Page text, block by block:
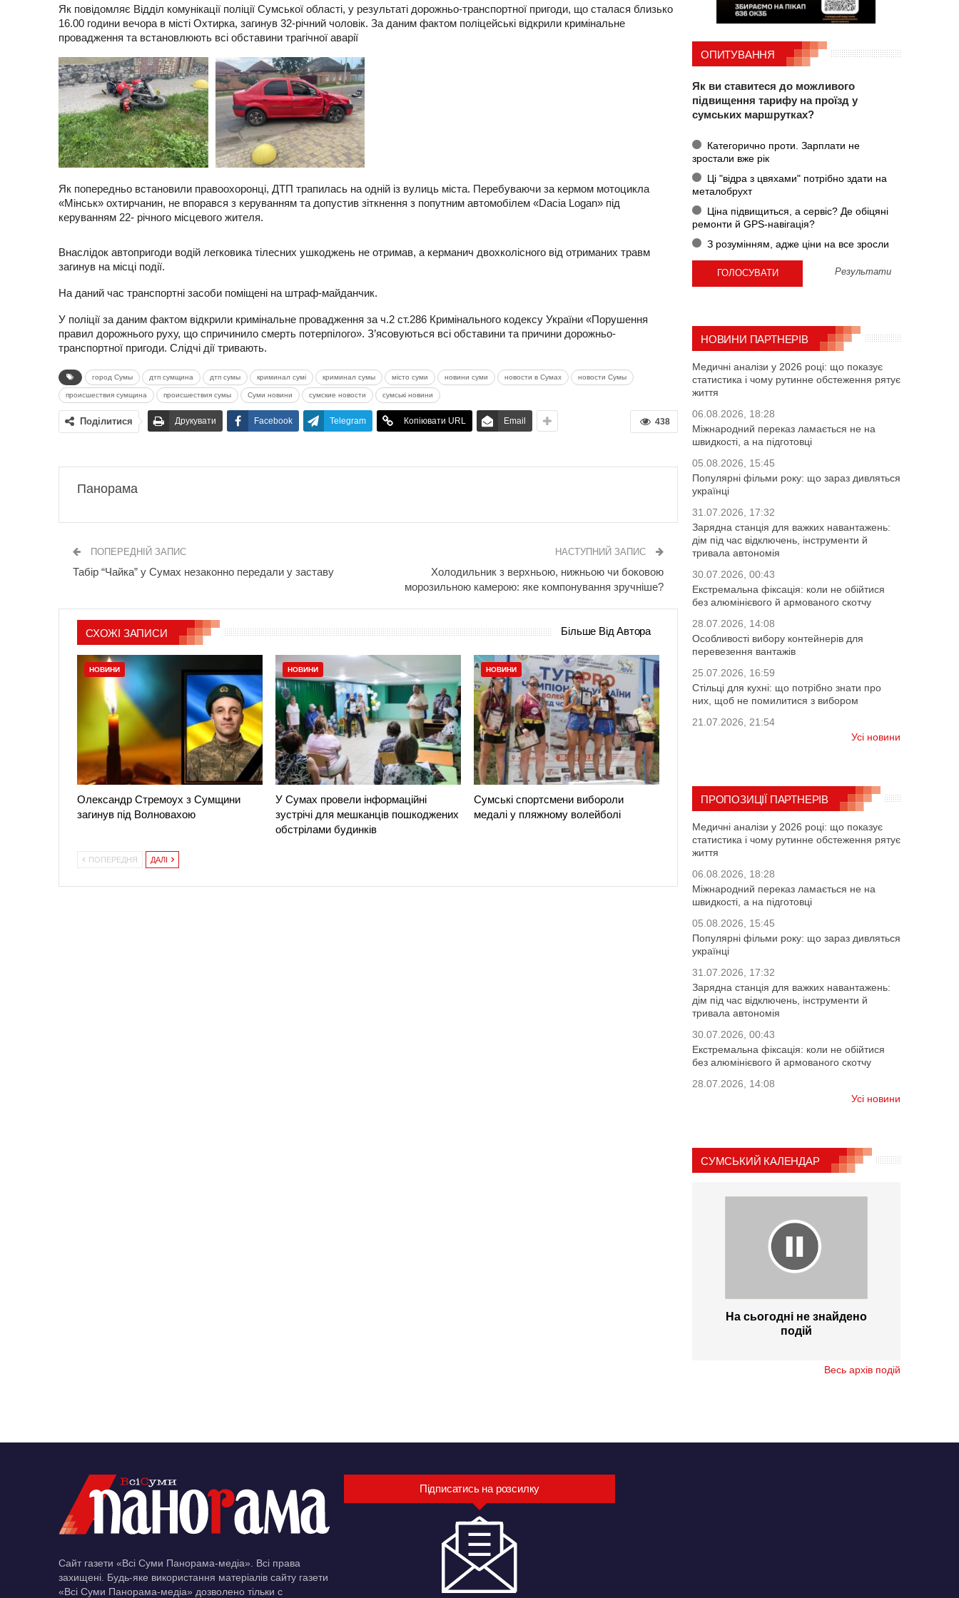
Як повідомляє Відділ комунікації поліції Сумської області, у результаті дорожньо-транспортної пригоди, що сталася близько
16.00 години вечора в місті Охтирка, загинув 32-річний чоловік. За даним фактом поліцейські відкрили кримінальне
провадження та встановлюють всі обставини трагічної аварії
Як попередньо встановили правоохоронці, ДТП трапилась на одній із вулиць міста. Перебуваючи за кермом мотоцикла
«Мінськ» охтирчанин, не впорався з керуванням та допустив зіткнення з попутним автомобілем «Dacia Logan» під
керуванням 22- річного місцевого жителя.
Внаслідок автопригоди водій легковика тілесних ушкоджень не отримав, а керманич двохколісного від отриманих травм
загинув на місці події.
На даний час транспортні засоби поміщені на штраф-майданчик.
У поліції за даним фактом відкрили кримінальне провадження за ч.2 ст.286 Кримінального кодексу України «Порушення
правил дорожнього руху, що спричинило смерть потерпілого». З’ясовуються всі обставини та причини дорожньо-
транспортної пригоди. Слідчі дії тривають.
город Сумы дтп сумщина дтп сумы криминал сумі криминал сумы місто суми новини суми новости в Сумах новости Сумы
происшествия сумщина происшествия сумы Суми новини сумские новости сумські новини
438
Поділитися Друкувати Facebook Telegram Копіювати URL Email
Панорама
ПОПЕРЕДНІЙ ЗАПИС
Табір “Чайка” у Сумах незаконно передали у заставу
НАСТУПНИЙ ЗАПИС
Холодильник з верхньою, нижньою чи боковою
морозильною камерою: яке компонування зручніше?
СХОЖІ ЗАПИСИ Більше Від Автора
НОВИНИ
Олександр Стремоух з Сумщини
загинув під Волновахою
НОВИНИ
У Сумах провели інформаційні
зустрічі для мешканців пошкоджених
обстрілами будинків
НОВИНИ
Сумські спортсмени вибороли
медалі у пляжному волейболі
ПОПЕРЕДНЯ ДАЛІ
ОПИТУВАННЯ
Як ви ставитеся до можливого
підвищення тарифу на проїзд у
сумських маршрутках?
Категорично проти. Зарплати не
зростали вже рік
Ці "відра з цвяхами" потрібно здати на
металобрухт
Ціна підвищиться, а сервіс? Де обіцяні
ремонти й GPS-навігація?
З розумінням, адже ціни на все зросли
Результати
НОВИНИ ПАРТНЕРІВ
Медичні аналізи у 2026 році: що показує
статистика і чому рутинне обстеження рятує
життя
06.08.2026, 18:28
Міжнародний переказ ламається не на
швидкості, а на підготовці
05.08.2026, 15:45
Популярні фільми року: що зараз дивляться
українці
31.07.2026, 17:32
Зарядна станція для важких навантажень:
дім під час відключень, інструменти й
тривала автономія
30.07.2026, 00:43
Екстремальна фіксація: коли не обійтися
без алюмінієвого й армованого скотчу
28.07.2026, 14:08
Особливості вибору контейнерів для
перевезення вантажів
25.07.2026, 16:59
Стільці для кухні: що потрібно знати про
них, щоб не помилитися з вибором
21.07.2026, 21:54
Усі новини
ПРОПОЗИЦІЇ ПАРТНЕРІВ
Медичні аналізи у 2026 році: що показує
статистика і чому рутинне обстеження рятує
життя
06.08.2026, 18:28
Міжнародний переказ ламається не на
швидкості, а на підготовці
05.08.2026, 15:45
Популярні фільми року: що зараз дивляться
українці
31.07.2026, 17:32
Зарядна станція для важких навантажень:
дім під час відключень, інструменти й
тривала автономія
30.07.2026, 00:43
Екстремальна фіксація: коли не обійтися
без алюмінієвого й армованого скотчу
28.07.2026, 14:08
Усі новини
СУМСЬКИЙ КАЛЕНДАР
На сьогодні не знайдено
подій
Весь архів подій
Сайт газети «Всі Суми Панорама-медіа». Всі права
захищені. Будь-яке використання матеріалів сайту газети
«Всі Суми Панорама-медіа» дозволено тільки c
Підписатись на розсилку